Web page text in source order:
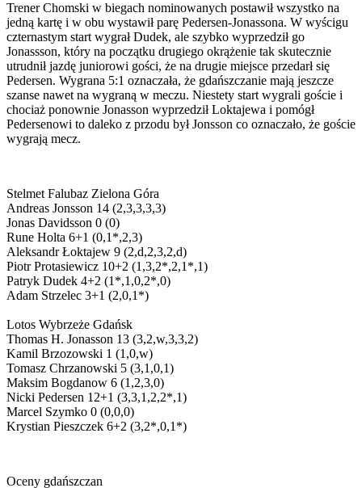
Trener Chomski w biegach nominowanych postawił wszystko na
jedną kartę i w obu wystawił parę Pedersen-Jonassona. W wyścigu
czternastym start wygrał Dudek, ale szybko wyprzedził go
Jonassson, który na początku drugiego okrążenie tak skutecznie
utrudnił jazdę juniorowi gości, że na drugie miejsce przedarł się
Pedersen. Wygrana 5:1 oznaczała, że gdańszczanie mają jeszcze
szanse nawet na wygraną w meczu. Niestety start wygrali goście i
chociaż ponownie Jonasson wyprzedził Loktajewa i pomógł
Pedersenowi to daleko z przodu był Jonsson co oznaczało, że goście
wygrają mecz.
Stelmet Falubaz Zielona Góra
Andreas Jonsson 14 (2,3,3,3,3)
Jonas Davidsson 0 (0)
Rune Holta 6+1 (0,1*,2,3)
Aleksandr Łoktajew 9 (2,d,2,3,2,d)
Piotr Protasiewicz 10+2 (1,3,2*,2,1*,1)
Patryk Dudek 4+2 (1*,1,0,2*,0)
Adam Strzelec 3+1 (2,0,1*)
Lotos Wybrzeże Gdańsk
Thomas H. Jonasson 13 (3,2,w,3,3,2)
Kamil Brzozowski 1 (1,0,w)
Tomasz Chrzanowski 5 (3,1,0,1)
Maksim Bogdanow 6 (1,2,3,0)
Nicki Pedersen 12+1 (3,3,1,2,2*,1)
Marcel Szymko 0 (0,0,0)
Krystian Pieszczek 6+2 (3,2*,0,1*)
Oceny gdańszczan